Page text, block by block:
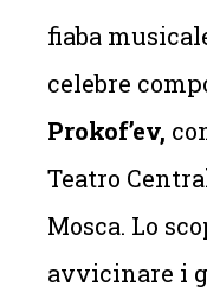
fiaba
celebre
Prokof’ev,
Teatro
Mosca. Lo
avvicinare i